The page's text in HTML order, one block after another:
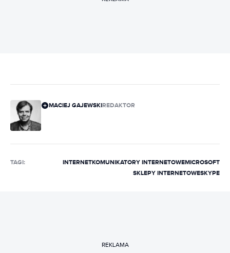
MACIEJ GAJEWSKIREDAKTOR
TAGI: INTERNETKOMUNIKATORY INTERNETOWEMICROSOFT
SKLEPY INTERNETOWESKYPE
REKLAMA